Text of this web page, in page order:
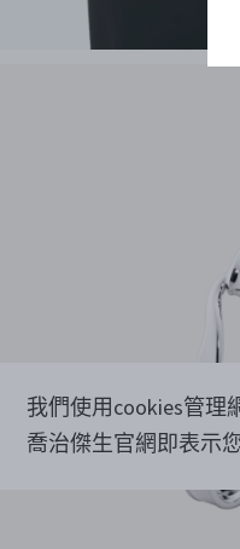
我們使用cookies管理
喬治傑生官網即表示